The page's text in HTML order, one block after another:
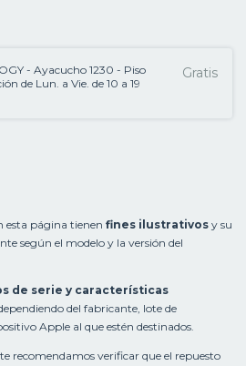
- Ayacucho 1230 - Piso
de Lun. a Vie. de 10 a 19
Gratis
esta página tienen fines ilustrativos y su
según el modelo y la versión del
de serie y características
del fabricante, lote de
Apple al que estén destinados.
recomendamos verificar que el repuesto